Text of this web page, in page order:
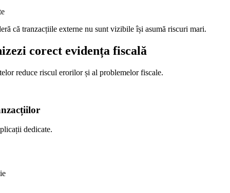
că tranzacțiile externe nu sunt vizibile își asumă riscuri mari.
corect evidența fiscală
reduce riscul erorilor și al problemelor fiscale.
dedicate.